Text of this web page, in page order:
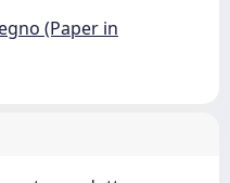
(Paper in